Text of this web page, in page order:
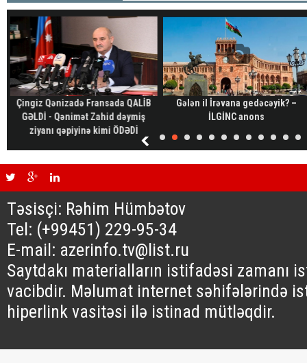
Çingiz Qənizadə Fransada QALİB
GƏLDİ - Qənimət Zahid dəymiş
ziyanı qəpiyinə kimi ÖDƏDİ
Gələn il İrəvana gedəcəyik? –
İLGİNC anons
Təsisçi: Rəhim Hümbətov
Tel: (+99451) 229-95-34
E-mail: azerinfo.tv@list.ru
Saytdakı materialların istifadəsi zamanı
vacibdir. Məlumat internet səhifələrində
hiperlink vasitəsi ilə istinad mütləqdir.